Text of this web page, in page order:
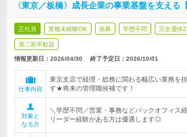
〈東京／板橋〉成長企業の事業基盤を支える
正社員 業種未経験OK 急募 学歴不問 完全週休2
第二新卒歓迎
情報更新日：2026/04/30 終了予定日： 2026/10/01
仕事内容
東京支店で経理・総務に関わる幅広い業務を
す★将来の管理職候補です！
対象と
なる方
＼学歴不問／営業・事務などバックオフィス
リーダー経験がある方は優遇します◎